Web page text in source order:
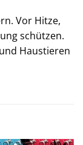
Vor Hitze,
schützen.
Haustieren